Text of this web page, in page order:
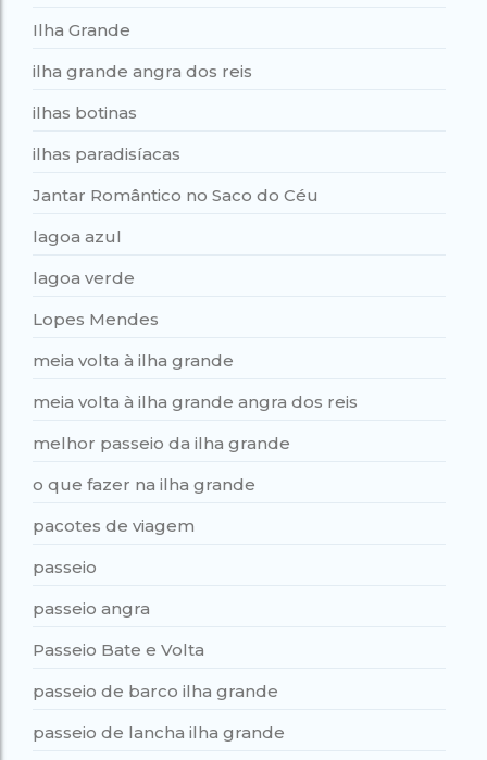
Ilha Grande
ilha grande angra dos reis
ilhas botinas
ilhas paradisíacas
Jantar Romântico no Saco do Céu
lagoa azul
lagoa verde
Lopes Mendes
meia volta à ilha grande
meia volta à ilha grande angra dos reis
melhor passeio da ilha grande
o que fazer na ilha grande
pacotes de viagem
passeio
passeio angra
Passeio Bate e Volta
passeio de barco ilha grande
passeio de lancha ilha grande